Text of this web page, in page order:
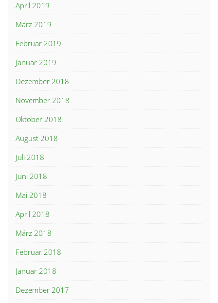
April 2019
März 2019
Februar 2019
Januar 2019
Dezember 2018
November 2018
Oktober 2018
August 2018
Juli 2018
Juni 2018
Mai 2018
April 2018
März 2018
Februar 2018
Januar 2018
Dezember 2017